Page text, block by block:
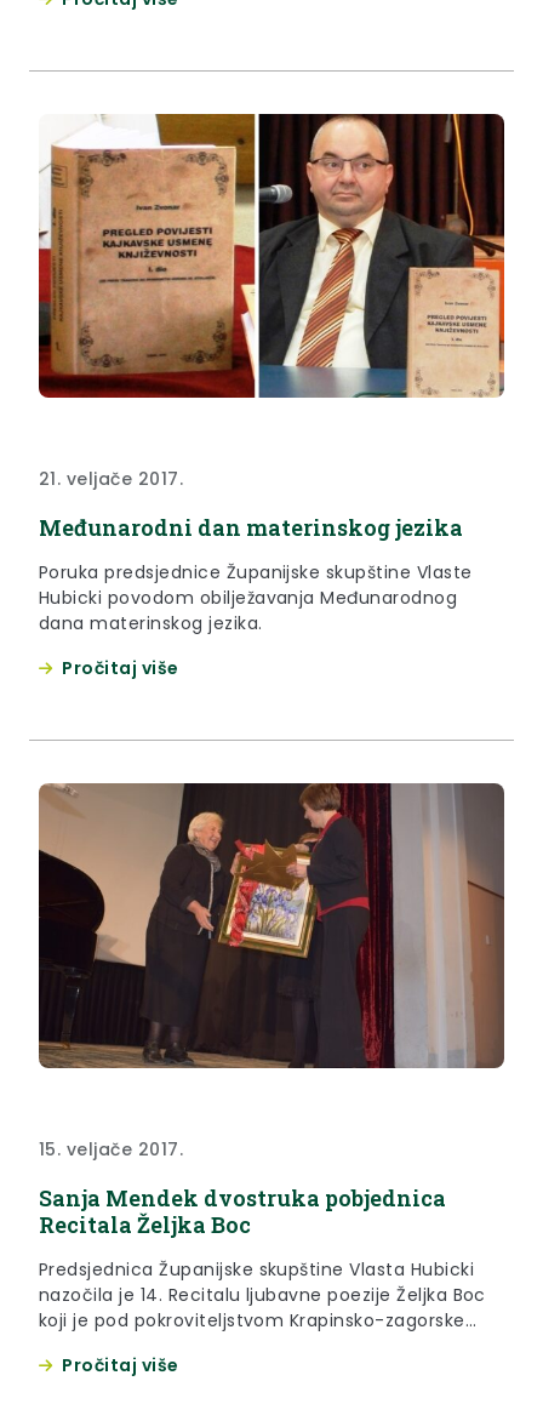
godine, održana u restoranu Bolji život u Jertovcu.
21. veljače 2017.
Međunarodni dan materinskog jezika
Poruka predsjednice Županijske skupštine Vlaste
Hubicki povodom obilježavanja Međunarodnog
dana materinskog jezika.
Pročitaj više
15. veljače 2017.
Sanja Mendek dvostruka pobjednica
Recitala Željka Boc
Predsjednica Županijske skupštine Vlasta Hubicki
nazočila je 14. Recitalu ljubavne poezije Željka Boc
koji je pod pokroviteljstvom Krapinsko-zagorske
Domu kulture u Mariji Bistrici.
Pročitaj više